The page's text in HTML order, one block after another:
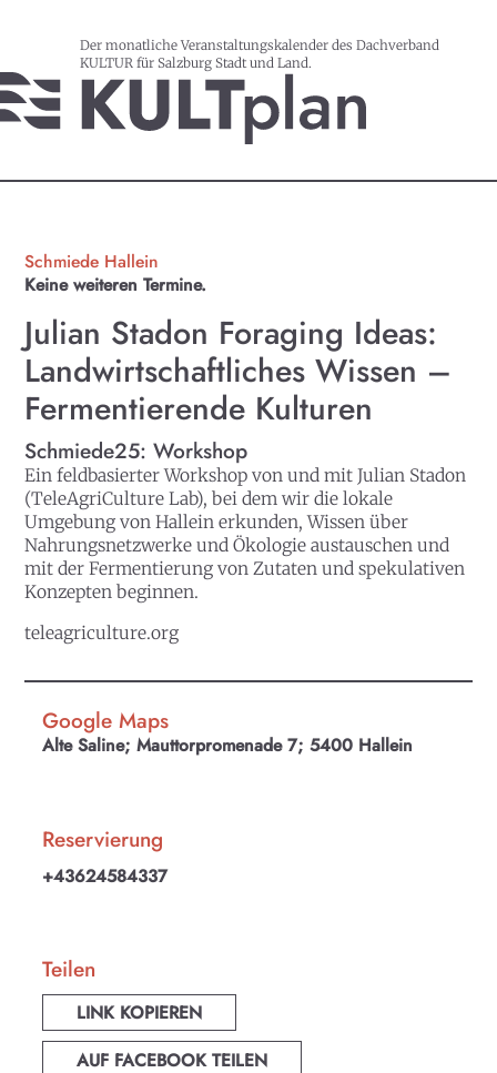
Der monatliche Veranstaltungskalender des Dachverband
KULTUR für Salzburg Stadt und Land.
Schmiede Hallein
Keine weiteren Termine.
Julian Stadon Foraging Ideas:
Landwirtschaftliches Wissen –
Fermentierende Kulturen
Schmiede25: Workshop
Ein feldbasierter Workshop von und mit Julian Stadon
(TeleAgriCulture Lab), bei dem wir die lokale
Umgebung von Hallein erkunden, Wissen über
Nahrungsnetzwerke und Ökologie austauschen und
mit der Fermentierung von Zutaten und spekulativen
Konzepten beginnen.
teleagriculture.org
Google Maps
Alte Saline; Mauttorpromenade 7; 5400 Hallein
Reservierung
+43624584337
Teilen
LINK KOPIEREN
AUF FACEBOOK TEILEN